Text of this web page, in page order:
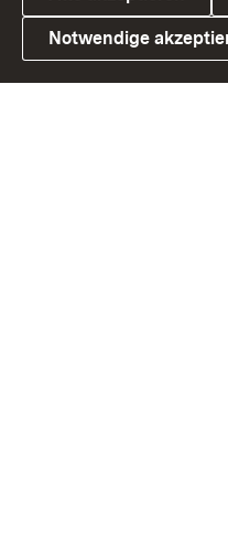
Link zum Landesportal
Notwendige